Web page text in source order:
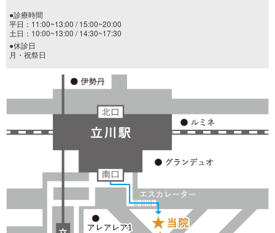
●診療時間
平日：11:00~13:00 / 15:00~20:00
土日：10:00~13:00 / 14:30~17:30
●休診日
月・祝祭日